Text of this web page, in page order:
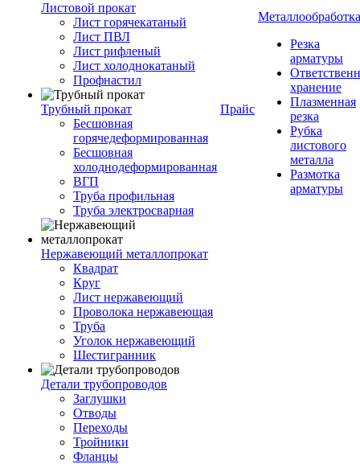
Листовой прокат
Лист горячекатаный
Лист ПВЛ
Лист рифленый
Лист холоднокатаный
Профнастил
Трубный прокат
Бесшовная
горячедеформированная
Бесшовная
холоднодеформированная
ВГП
Труба профильная
Труба электросварная
Нержавеющий металлопрокат
Квадрат
Круг
Лист нержавеющий
Проволока нержавеющая
Труба
Уголок нержавеющий
Шестигранник
Детали трубопроводов
Заглушки
Отводы
Переходы
Тройники
Фланцы
Прайс
Металлообработка
Резка
арматуры
хранение
Плазменная
резка
Рубка
листового
металла
Размотка
арматуры